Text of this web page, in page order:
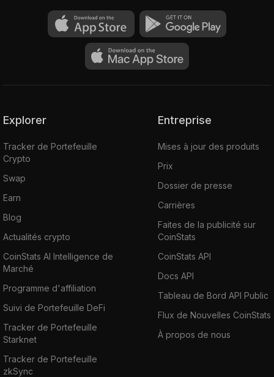
Explorer
Tracker de Portefeuille
Crypto
Swap
Earn
Blog
Actualités crypto
CoinStats AI Intelligence de
Marché
Programme d'affiliation
Suivi de Portefeuille DeFi
Tracker de Portefeuille
Starknet
Tracker de Portefeuille
zkSync
Entreprise
Mises à jour des produits
Prix
Dossier de presse
Carrières
Faites de la publicité sur
CoinStats
CoinStats API
Docs API
Tableau de Bord API Public
Flux de Nouvelles CoinStats
À propos de nous